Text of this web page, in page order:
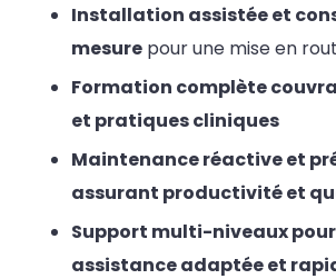
Installation assistée et
mesure pour une mise en
Formation complète
et pratiques cliniques
Maintenance réactive et
assurant productivité et
Support multi-niveaux
assistance adaptée et